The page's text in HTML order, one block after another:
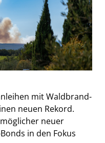
mit Waldbrand-
neuen Rekord.
neuer
in den Fokus